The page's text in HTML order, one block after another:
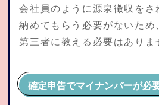
会社員のように源泉徴収をさ
納めてもらう必要がないため
第三者に教える必要はありま
確定申告でマイナンバーが必